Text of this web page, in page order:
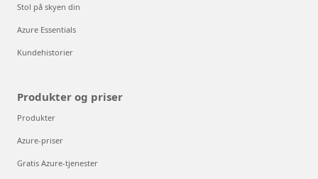
Stol på skyen din
Azure Essentials
Kundehistorier
Produkter og priser
Produkter
Azure-priser
Gratis Azure-tjenester